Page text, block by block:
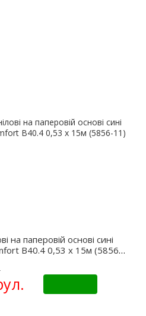
на паперовій основі сині
B40.4 0,53 х 15м (5856-